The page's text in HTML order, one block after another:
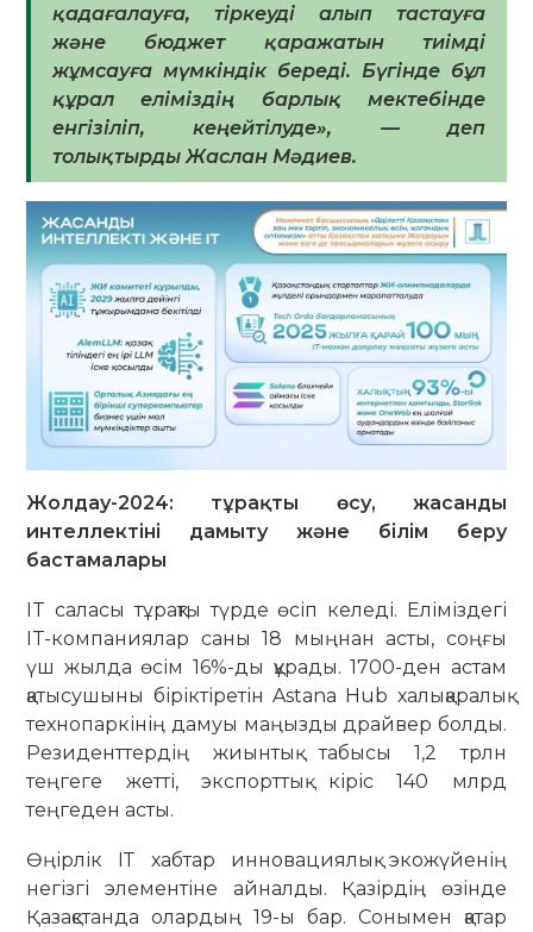
қадағалауға, тіркеуді алып тастауға
және бюджет қаражатын тиімді
жұмсауға мүмкіндік береді. Бүгінде бұл
құрал еліміздің барлық мектебінде
енгізіліп, кеңейтілуде», — деп
толықтырды Жаслан Мәдиев.
Жолдау-2024: тұрақты өсу, жасанды
интеллектіні дамыту және білім беру
бастамалары
IT саласы тұрақты түрде өсіп келеді. Еліміздегі
IT-компаниялар саны 18 мыңнан асты, соңғы
үш жылда өсім 16%-ды құрады. 1700-ден астам
қатысушыны біріктіретін Astana Hub халықаралық
технопаркінің дамуы маңызды драйвер болды.
Резиденттердің жиынтық табысы 1,2 трлн
теңгеге жетті, экспорттық кіріс 140 млрд
теңгеден асты.
Өңірлік ІТ хабтар инновациялық экожүйенің
негізгі элементіне айналды. Қазірдің өзінде
Қазақстанда олардың 19-ы бар. Сонымен қатар